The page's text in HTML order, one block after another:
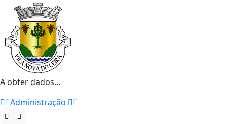
A obter dados...
Administração